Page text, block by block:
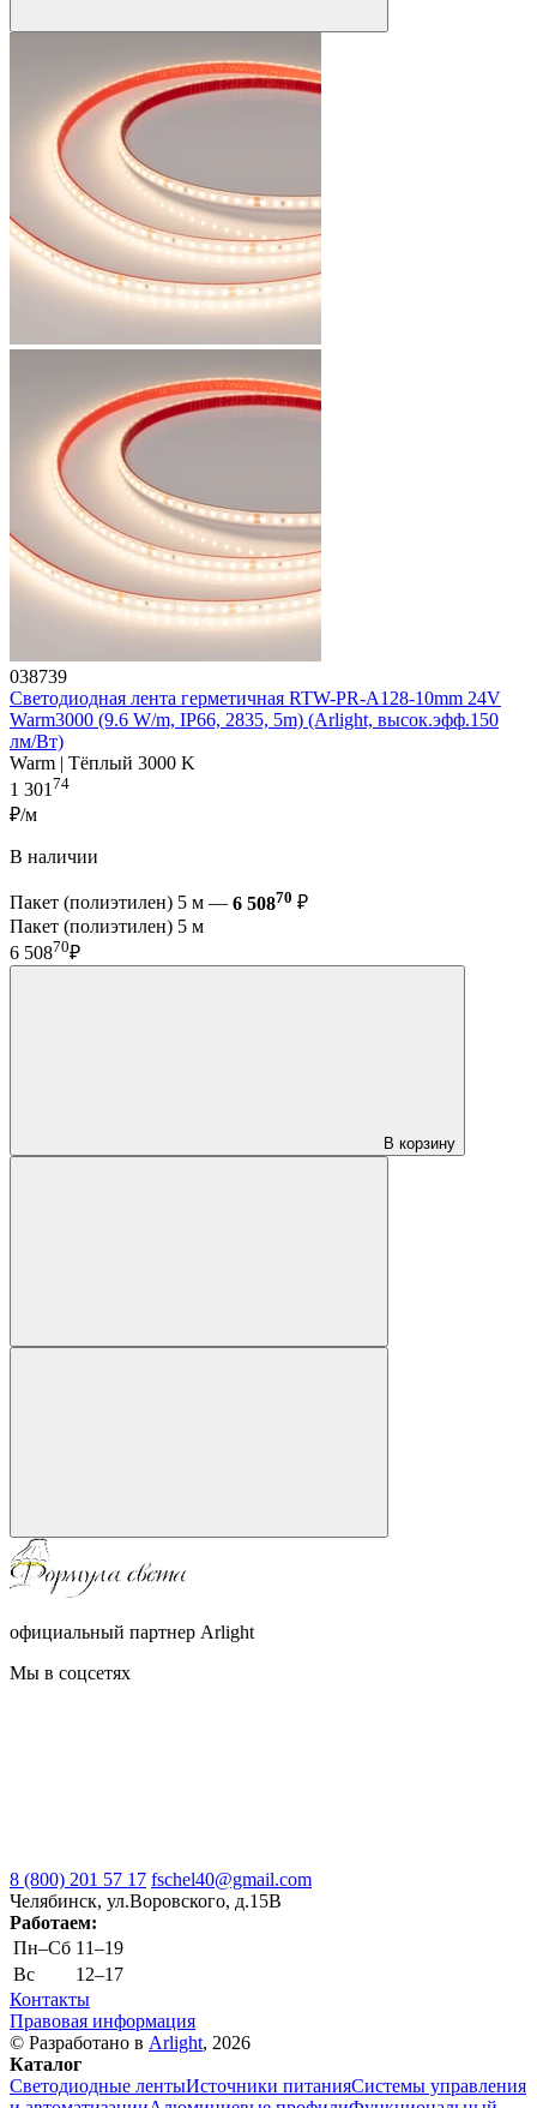
038739
Светодиодная лента герметичная RTW-PR-A128-10mm 24V
Warm3000 (9.6 W/m, IP66, 2835, 5m) (Arlight, высок.эфф.150
лм/Вт)
Warm | Тёплый 3000 K
1 30174
₽/м
В наличии
Пакет (полиэтилен) 5 м — 6 50870 ₽
Пакет (полиэтилен) 5 м
6 50870₽
В корзину
официальный партнер Arlight
Мы в соцсетях
8 (800) 201 57 17 fschel40@gmail.com
Челябинск, ул.Воровского, д.15В
Работаем:
Пн–Cб 11–19
Вс
12–17
Контакты
Правовая информация
© Разработано в Arlight, 2026
Каталог
Светодиодные лентыИсточники питанияСистемы управления